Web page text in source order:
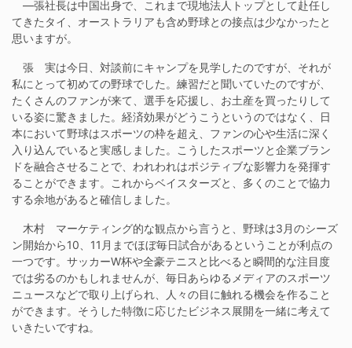
―張社長は中国出身で、これまで現地法人トップとして赴任し
てきたタイ、オーストラリアも含め野球との接点は少なかったと
思いますが。
張 実は今日、対談前にキャンプを見学したのですが、それが
私にとって初めての野球でした。練習だと聞いていたのですが、
たくさんのファンが来て、選手を応援し、お土産を買ったりして
いる姿に驚きました。経済効果がどうこうというのではなく、日
本において野球はスポーツの枠を超え、ファンの心や生活に深く
入り込んでいると実感しました。こうしたスポーツと企業ブラン
ドを融合させることで、われわれはポジティブな影響力を発揮す
ることができます。これからベイスターズと、多くのことで協力
する余地があると確信しました。
木村 マーケティング的な観点から言うと、野球は3月のシーズ
ン開始から10、11月までほぼ毎日試合があるということが利点の
一つです。サッカーW杯や全豪テニスと比べると瞬間的な注目度
では劣るのかもしれませんが、毎日あらゆるメディアのスポーツ
ニュースなどで取り上げられ、人々の目に触れる機会を作ること
ができます。そうした特徴に応じたビジネス展開を一緒に考えて
いきたいですね。